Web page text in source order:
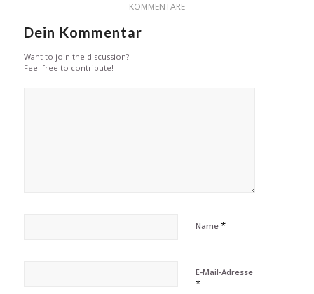
KOMMENTARE
Dein Kommentar
Want to join the discussion?
Feel free to contribute!
Name *
E-Mail-Adresse
*